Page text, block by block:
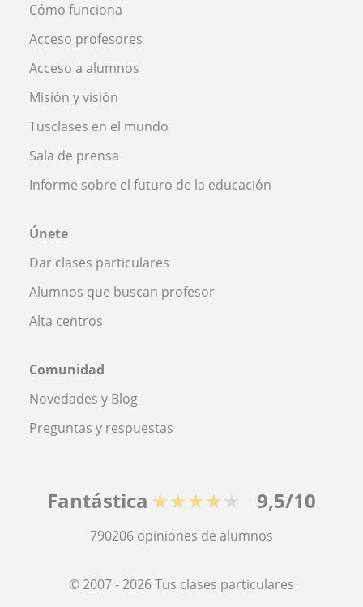
Cómo funciona
Acceso profesores
Acceso a alumnos
Misión y visión
Tusclases en el mundo
Sala de prensa
Informe sobre el futuro de la educación
Únete
Dar clases particulares
Alumnos que buscan profesor
Alta centros
Comunidad
Novedades y Blog
Preguntas y respuestas
Fantástica ★★★★★ 9,5/10
790206 opiniones de alumnos
© 2007 - 2026 Tus clases particulares